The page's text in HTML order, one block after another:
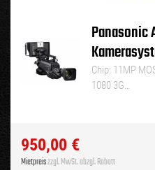
Panasonic
Chip: 11MP
1080 3G…
950,00 €
Mietpreiszzgl. MwSt. abzgl. Rabatt